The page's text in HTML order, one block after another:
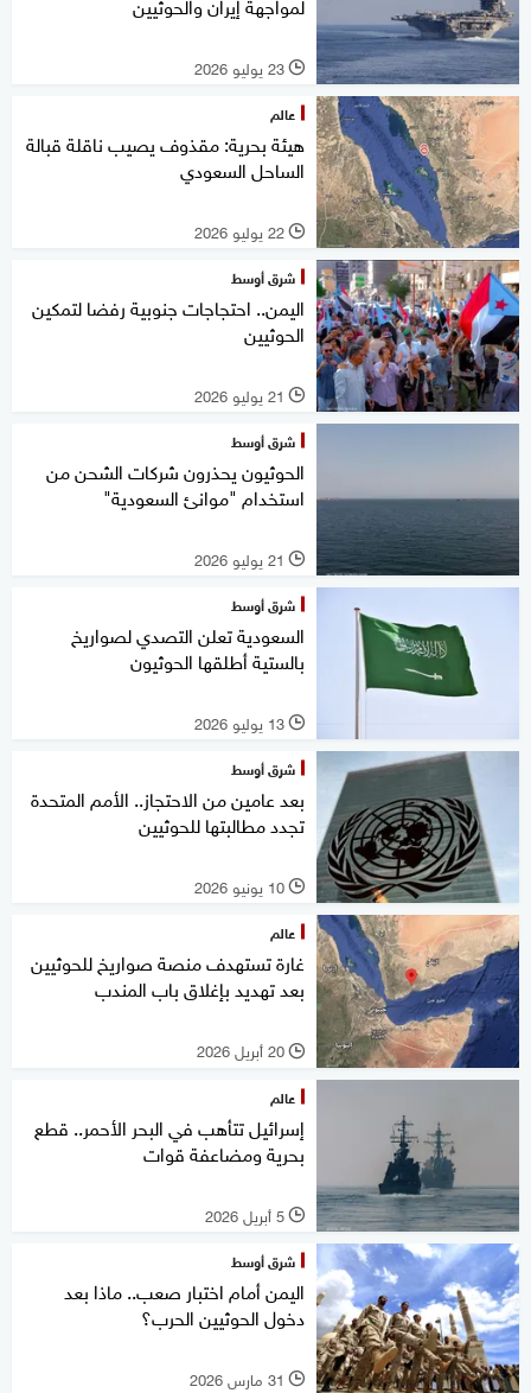
l 23 يوليو 2026
عالم
هيئة بحرية: مقذوف يصيب ناقلة قبالة
الساحل السعودي
l 22 يوليو 2026
شرق أوسط
اليمن.. احتجاجات جنوبية رفضا لتمكين
الحوثيين
l 21 يوليو 2026
شرق أوسط
الحوثيون يحذرون شركات الشحن من
استخدام "موانئ السعودية"
l 21 يوليو 2026
شرق أوسط
السعودية تعلن التصدي لصواريخ
بالستية أطلقها الحوثيون
l 13 يوليو 2026
شرق أوسط
بعد عامين من الاحتجاز.. الأمم المتحدة
تجدد مطالبتها للحوثيين
l 10 يونيو 2026
عالم
غارة تستهدف منصة صواريخ للحوثيين
بعد تهديد بإغلاق باب المندب
l 20 أبريل 2026
عالم
إسرائيل تتأهب في البحر الأحمر.. قطع
بحرية ومضاعفة قوات
l 5 أبريل 2026
شرق أوسط
اليمن أمام اختبار صعب.. ماذا بعد
دخول الحوثيين الحرب؟
l 31 مارس 2026